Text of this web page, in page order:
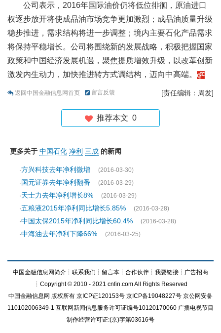
公司表示，2016年国际油价仍将低位徘徊，原油进口
权逐步放开将使成品油市场竞争更加激烈；成品油质量升级
稳步推进，需求结构将进一步调整；境内主要石化产品需求
将保持平稳增长。公司将围绕新的发展战略，积极把握国家
政策和中国经济发展机遇，聚焦提质增效升级，以改革创新
激发内生动力，加快推进转方式调结构，迈向中高端。
返回中国金融信息网首页 留言反馈 [责任编辑：周发]
推荐本文 0
更多关于 中国石化 净利 三成 的新闻
·方兴科技去年净利微增
(2016-03-30)
·国元证券去年净利翻番
(2016-03-29)
·天士力去年净利增长8%
(2016-03-29)
·五粮液2015年净利同比增长5.85%
(2016-03-28)
·中国太保2015年净利同比增长60.4%
(2016-03-28)
·中海油去年净利下降66% (2016-03-25)
中国金融信息网简介 ┊ 联系我们 ┊ 留言本 ┊ 合作伙伴 ┊ 我要链接 ┊ 广告招商
┊Copyright © 2010 - 2021 cnfin.com All Rights Reserved
中国金融信息网 版权所有 京ICP证120153号 京ICP备19048227号 京公网安备
110102006349-1 互联网新闻信息服务许可证编号10120170060 广播电视节目
制作经营许可证:(京)字第03616号